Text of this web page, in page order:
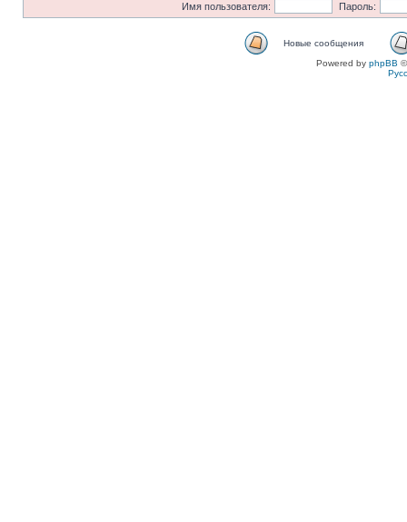
Имя пользователя: Пароль:
Новые сообщения
Powered by phpBB